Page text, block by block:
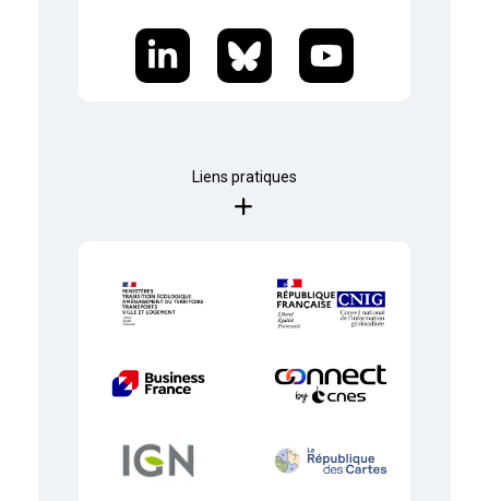
Liens pratiques